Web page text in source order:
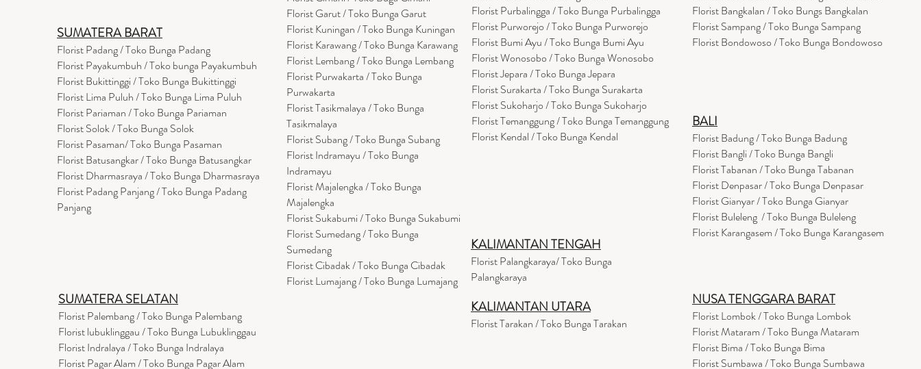
SUMATERA BARAT
Florist Padang / Toko Bunga Padang
Florist Payakumbuh / Toko bunga Payakumbuh
Florist Bukittinggi / Toko Bunga Bukittinggi
Florist Lima Puluh / Toko Bunga Lima Puluh
Florist Pariaman / Toko Bunga Pariaman
Florist Solok / Toko Bunga Solok
Florist Pasaman/ Toko Bunga Pasaman
Florist Batusangkar / Toko Bunga Batusangkar
Florist Dharmasraya / Toko Bunga Dharmasraya
Florist Padang Panjang / Toko Bunga Padang
Panjang
SUMATERA SELATAN
Florist Palembang / Toko Bunga Palembang
Florist lubuklinggau / Toko Bunga Lubuklinggau
Florist Indralaya / Toko Bunga Indralaya
Florist Pagar Alam / Toko Bunga Pagar Alam
Florist Garut / Toko Bunga Garut
Florist Kuningan / Toko Bunga Kuningan
Florist Karawang / Toko Bunga Karawang
Florist Lembang / Toko Bunga Lembang
Florist Purwakarta / Toko Bunga
Purwakarta
Florist Tasikmalaya / Toko Bunga
Tasikmalaya
Florist Subang / Toko Bunga Subang
Florist Indramayu / Toko Bunga
Indramayu
Florist Majalengka / Toko Bunga
Majalengka
Florist Sukabumi / Toko Bunga Sukabumi
Florist Sumedang / Toko Bunga
Sumedang
Florist Cibadak / Toko Bunga Cibadak
Florist Lumajang / Toko Bunga Lumajang
Florist Purbalingga / Toko Bunga Purbalingga
Florist Purworejo / Toko Bunga Purworejo
Florist Bumi Ayu / Toko Bunga Bumi Ayu
Florist Wonosobo / Toko Bunga Wonosobo
Florist Jepara / Toko Bunga Jepara
Florist Surakarta / Toko Bunga Surakarta
Florist Sukoharjo / Toko Bunga Sukoharjo
Florist Temanggung / Toko Bunga Temanggung
Florist Kendal / Toko Bunga Kendal
KALIMANTAN TENGAH
Florist Palangkaraya/ Toko Bunga
Palangkaraya
KALIMANTAN UTARA
Florist Tarakan / Toko Bunga Tarakan
Florist Bangkalan / Toko Bungs Bangkalan
Florist Sampang / Toko Bunga Sampang
Florist Bondowoso / Toko Bunga Bondowoso
BALI
Florist Badung / Toko Bunga Badung
Florist Bangli / Toko Bunga Bangli
FloristTabanan/ Toko Bunga Tabanan
Florist Denpasar / Toko Bunga Denpasar
Florist Gianyar / Toko Bunga Gianyar
Florist Buleleng / Toko Bunga Buleleng
Florist Karangasem / Toko Bunga Karangasem
NUSA TENGGARA BARAT
Florist Lombok / Toko Bunga Lombok
FloristMataram/ Toko Bunga Mataram
Florist Bima / Toko Bunga Bima
Florist Sumbawa / Toko Bunga Sumbawa